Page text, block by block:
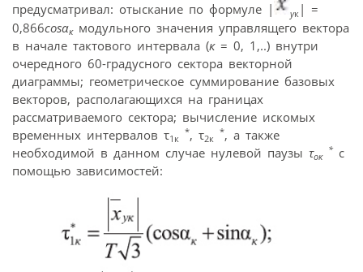
предусматривал: отыскание по формуле |
yк | =
0,866cosαкмодульного значения управлящего вектора
в начале тактового интервала (к= 0, 1,..) внутри
очередного 60-градусного сектора векторной
диаграммы; геометрическое суммирование базовых
векторов, располагающихся на границах
рассматриваемого сектора; вычисление искомых
временных интервалов τ1к
*, τ2к
*, а также
необходимой в данном случае нулевой паузы τок
*с
помощью зависимостей: